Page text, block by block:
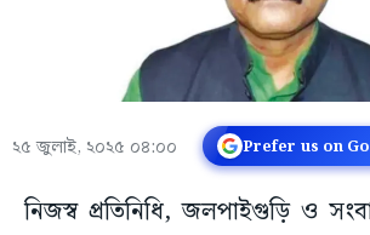
২৫ জুলাই, ২০২৫ ০৪:০০ Prefer us on
নিজস্ব প্রতিনিধি, জলপাইগুড়ি ও